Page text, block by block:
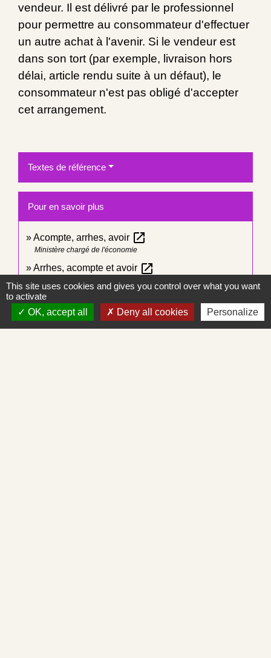
vendeur. Il est délivré par le professionnel
pour permettre au consommateur d'effectuer
un autre achat à l'avenir. Si le vendeur est
dans son tort (par exemple, livraison hors
délai, article rendu suite à un défaut), le
consommateur n'est pas obligé d'accepter
cet arrangement.
Textes de référence
Pour en savoir plus
Acompte, arrhes, avoir open_in_new
Ministère chargé de l'économie
Arrhes, acompte et avoir open_in_new
Institut national de la consommation (INC)
Signaler une erreur sur cette page
This site uses cookies and gives you control over what you want
to activate
OK, accept all
Deny all cookies Personalize